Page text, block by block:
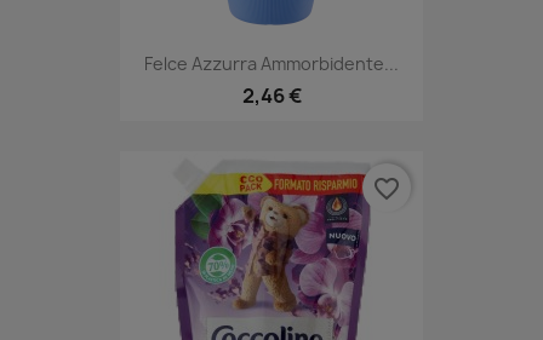
Felce Azzurra Ammorbidente...
2,46 €
favorite_border